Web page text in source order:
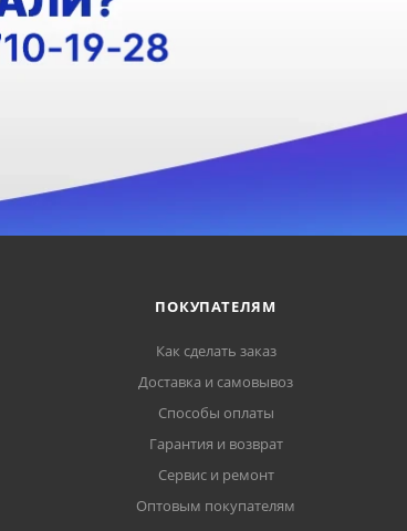
ПОКУПАТЕЛЯМ
Как сделать заказ
Доставка и самовывоз
Способы оплаты
Гарантия и возврат
Сервис и ремонт
Оптовым покупателям